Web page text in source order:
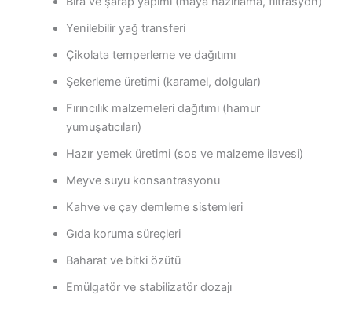
Yenilebilir yağ transferi
Çikolata temperleme ve dağıtımı
Şekerleme üretimi (karamel, dolgular)
Fırıncılık malzemeleri dağıtımı (hamur
yumuşatıcıları)
Hazır yemek üretimi (sos ve malzeme ilavesi)
Meyve suyu konsantrasyonu
Kahve ve çay demleme sistemleri
Gıda koruma süreçleri
Baharat ve bitki özütü
Emülgatör ve stabilizatör dozajı